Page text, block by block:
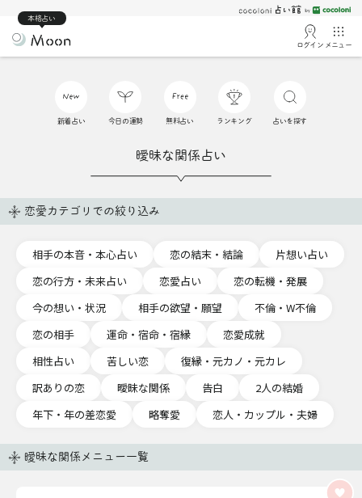
本格占い
ログイン メニュー
新着占い 今日の運勢 無料占い ランキング 占いを探す
曖昧な関係占い
恋愛カテゴリでの絞り込み
相手の本音・本心占い 恋の結末・結論
片想い占い
恋の行方・未来占い
恋愛占い
恋の転機・発展
今の想い・状況
相手の欲望・願望
不倫・W不倫
恋の相手
運命・宿命・宿縁
恋愛成就
相性占い
苦しい恋
復縁・元カノ・元カレ
訳ありの恋
曖昧な関係 告白
2人の結婚
年下・年の差恋愛
略奪愛 恋人・カップル・夫婦
曖昧な関係メニュー一覧